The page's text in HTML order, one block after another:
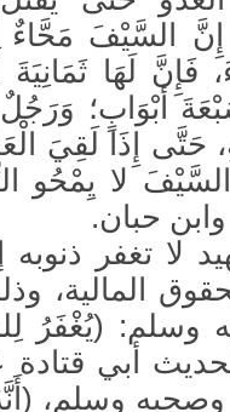
إِنَّ السَّيْفَ
فَإِنَّ لَهَا
أَبْوَابٍ؛
حَتَّى إِذَا لَقِيَ
السَّيْفَ لا يِمْحُو
حبان.
لا تغفر
المالية،
وسلم: (يُغْفَرُ
أبي
وسلم،